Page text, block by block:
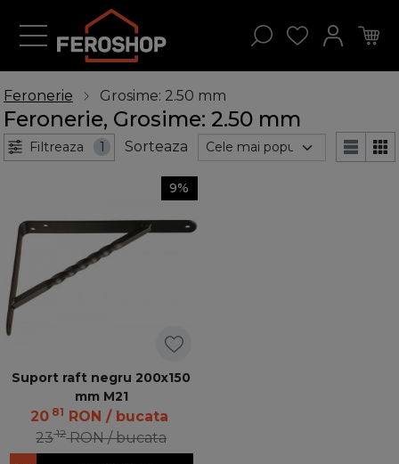
Feronerie Grosime: 2.50 mm
Feronerie, Grosime: 2.50 mm
Filtreaza 1 Sorteaza
9%
Suport raft negru 200x150
mm M21
2081 RON / bucata
2312 RON / bucata